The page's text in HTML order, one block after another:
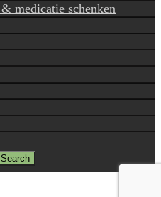
medicatie schenken